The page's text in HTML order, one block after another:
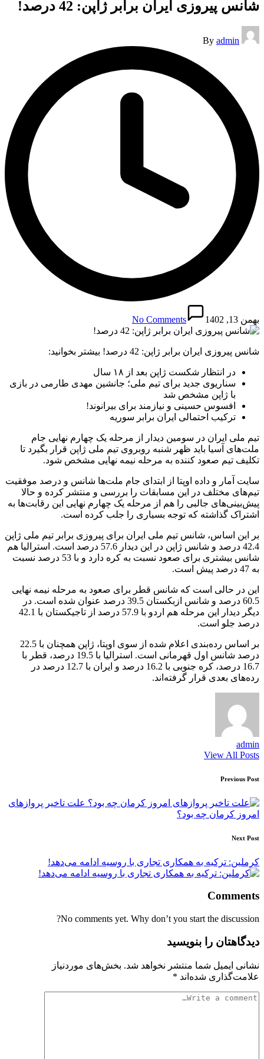
شانس پیروزی ایران برابر ژاپن: 42 درصد!
Posted
by
By admin
بهمن 13, 1402 No Comments
شانس پیروزی ایران برابر ژاپن: 42 درصد! بیشتر بخوانید:
در انتظار شکست ژاپن بعد از ۱۸ سال
سناریوی جدید برای تیم ملی؛ جانشین مهدی طارمی در بازی
با ژاپن مشخص شد
افسوس حسینی و نیازمند برای بیرانوند!
ترکیب احتمالی ایران برابر سوریه
تیم ملی ایران در سومین دیدار از مرحله یک چهارم نهایی جام
ملت‌های آسیا باید ظهر شنبه روبروی تیم ملی ژاپن قرار بگیرد تا
تکلیف تیم صعود کننده به مرحله نیمه نهایی مشخص شود.
سایت آمار و داده اوپتا از ابتدای جام ملت‌ها شانس و درصد موفقیت
تیم‌های مختلف در این مسابقات را بررسی و منتشر کرده و حالا
پیش‌بینی‌های جالبی را هم از مرحله یک چهارم نهایی این رقابت‌ها به
اشتراک گذاشته که توجه بسیاری را جلب کرده است.
بر این اساس، شانس تیم ملی ایران برای پیروزی برابر تیم ملی ژاپن
42.4 درصد و شانس ژاپن در این دیدار 57.6 درصد است. استرالیا هم
شانس بیشتری برای صعود نسبت به کره دارد و با 53 درصد نسبت
به 47 درصد پیش است.
این در حالی است که شانس قطر برای صعود به مرحله نیمه نهایی
60.5 درصد و شانس ازبکستان 39.5 درصد عنوان شده است. در
دیگر دیدار این مرحله هم اردو با 57.9 درصد از تاجیکستان با 42.1
درصد جلو است.
بر اساس رده‌بندی اعلام شده از سوی اوپتا، ژاپن همچنان با 22.5
درصد شانس اول قهرمانی است. استرالیا با 19.5 درصد، قطر با
16.7 درصد، کره جنوبی با 16.2 درصد و ایران با 12.7 درصد در
رده‌های بعدی قرار گرفته‌اند.
admin
View All Posts
Post
navigation
Previous Post
علت تاخیر پروازهای
امروز کرمان چه بود؟
Next Post
کرملین: ترکیه به همکاری تجاری با روسیه ادامه می‌دهد!
Comments
No comments yet. Why don’t you start the discussion?
دیدگاهتان را بنویسید
نشانی ایمیل شما منتشر نخواهد شد. بخش‌های موردنیاز
علامت‌گذاری شده‌اند *